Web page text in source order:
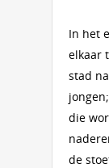
In het
elkaar
stad
die
de